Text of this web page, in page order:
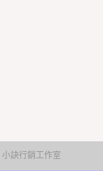
小訣行銷工作室